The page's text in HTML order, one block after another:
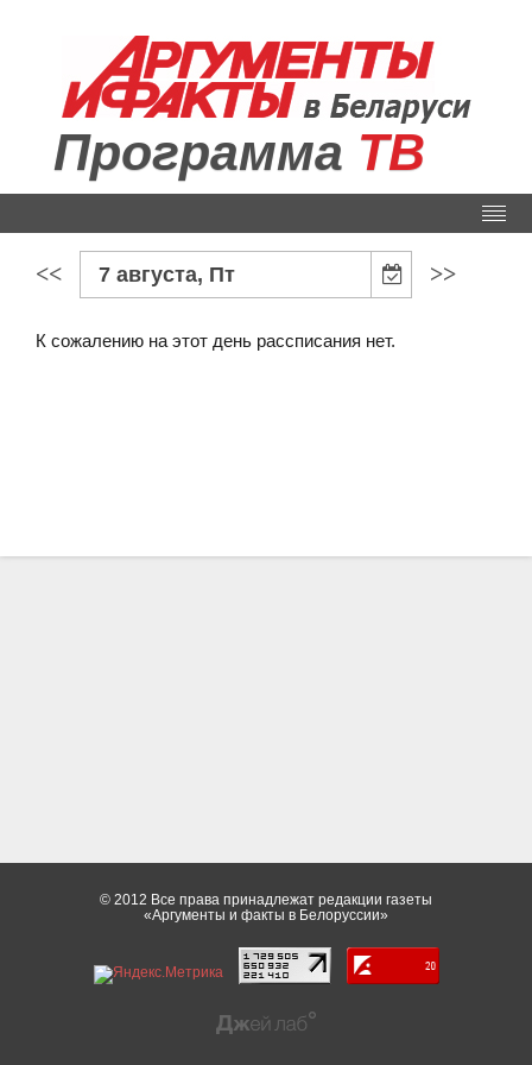
Программа ТВ
<< 7 августа, Пт >>
К сожалению на этот день рассписания нет.
© 2012 Все права принадлежат редакции газеты
«Аргументы и факты в Белоруссии»